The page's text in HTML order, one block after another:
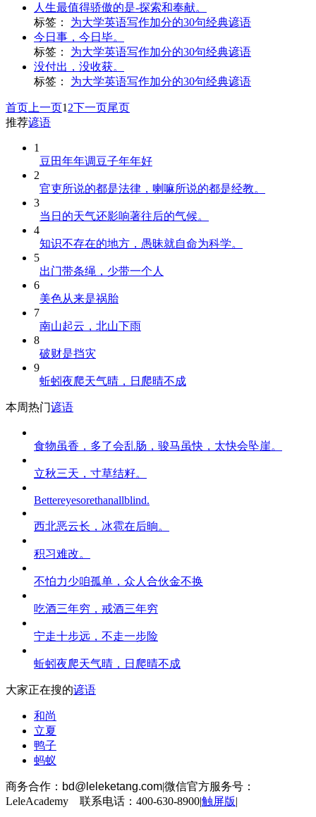
人生最值得骄傲的是-探索和奉献。
标签：
为大学英语写作加分的30句经典谚语
今日事，今日毕。
标签：
为大学英语写作加分的30句经典谚语
没付出，没收获。
标签：
为大学英语写作加分的30句经典谚语
首页 上一页1 2下一页尾页
推荐谚语
1
豆田年年调豆子年年好
2
官吏所说的都是法律，喇嘛所说的都是经教。
3
当日的天气还影响著往后的气候。
4
知识不存在的地方，愚昧就自命为科学。
5
出门带条绳，少带一个人
6
美色从来是祸胎
7
南山起云，北山下雨
8
破财是挡灾
9
蚯蚓夜爬天气晴，日爬晴不成
本周热门谚语
食物虽香，多了会乱肠，骏马虽快，太快会坠崖。
立秋三天，寸草结籽。
Bettereyesorethanallblind.
西北恶云长，冰雹在后晌。
积习难改。
不怕力少咱孤单，众人合伙金不换
吃酒三年穷，戒酒三年穷
宁走十步远，不走一步险
蚯蚓夜爬天气晴，日爬晴不成
大家正在搜的谚语
和尚
立夏
鸭子
蚂蚁
商务合作： bd@leleketang.com|微信官方服务号：
LeleAcademy 联系电话：400-630-8900|触屏版|